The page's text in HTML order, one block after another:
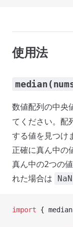
使用法
数値配列の中央
てください。配
する値を見つけ
正確に真ん中の
真ん中の2つの
れた場合は
NaN
import {